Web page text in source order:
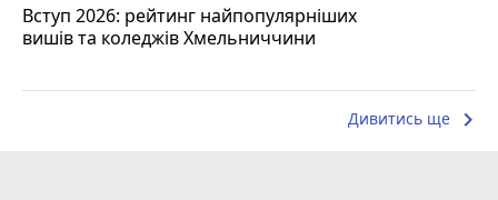
Вступ 2026: рейтинг найпопулярніших
вишів та коледжів Хмельниччини
Дивитись ще keyboard_arrow_right